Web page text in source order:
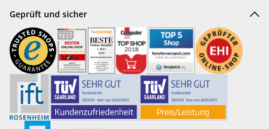
Geprüft und sicher